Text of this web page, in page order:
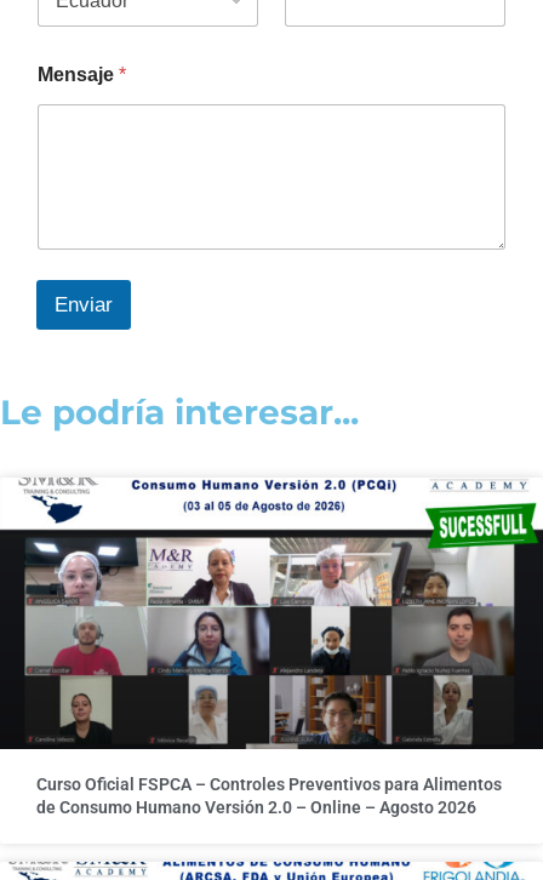
Mensaje *
Enviar
Le podría interesar...
Curso Oficial FSPCA – Controles Preventivos para Alimentos
de Consumo Humano Versión 2.0 – Online – Agosto 2026